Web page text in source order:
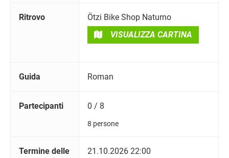
Ritrovo
Ötzi Bike Shop Naturno
VISUALIZZA CARTINA
Guida Roman
Partecipanti 0 / 8
8 persone
Termine delle
21.10.2026 22:00